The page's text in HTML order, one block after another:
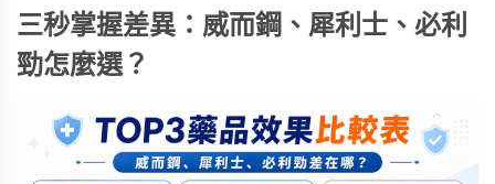
三秒掌握差異：威而鋼、犀利士、必利
勁怎麼選？